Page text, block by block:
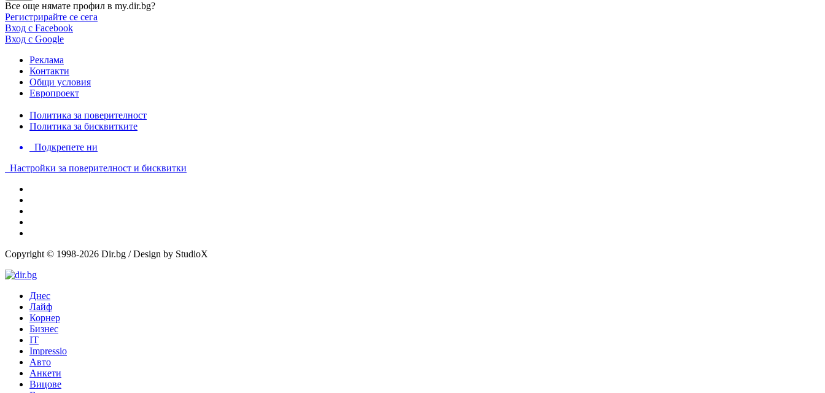
Все още нямате профил в my.dir.bg?
Регистрирайте се сега
Вход с Facebook
Вход с Google
Реклама
Контакти
Общи условия
Европроект
Политика за поверителност
Политика за бисквитките
Подкрепете ни
Настройки за поверителност и бисквитки
Copyright © 1998-2026 Dir.bg / Design by StudioX
Днес
Лайф
Корнер
Бизнес
IT
Impressio
Авто
Анкети
Вицове